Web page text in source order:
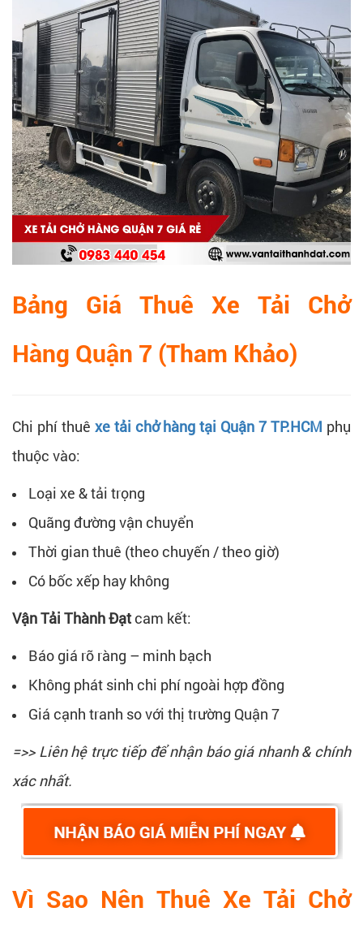
Bảng Giá Thuê Xe Tải Chở
Hàng Quận 7 (Tham Khảo)
Chi phí thuê xe tải chở hàng tại Quận 7 TP.HCM phụ
thuộc vào:
Loại xe & tải trọng
Quãng đường vận chuyển
Thời gian thuê (theo chuyến / theo giờ)
Có bốc xếp hay không
Vận Tải Thành Đạtcam kết:
Báo giá rõ ràng – minh bạch
Không phát sinh chi phí ngoài hợp đồng
Giá cạnh tranh so với thị trường Quận 7
=>> Liên hệ trực tiếp để nhận báo giá nhanh & chính
xác nhất.
Vì Sao Nên Thuê Xe Tải Chở